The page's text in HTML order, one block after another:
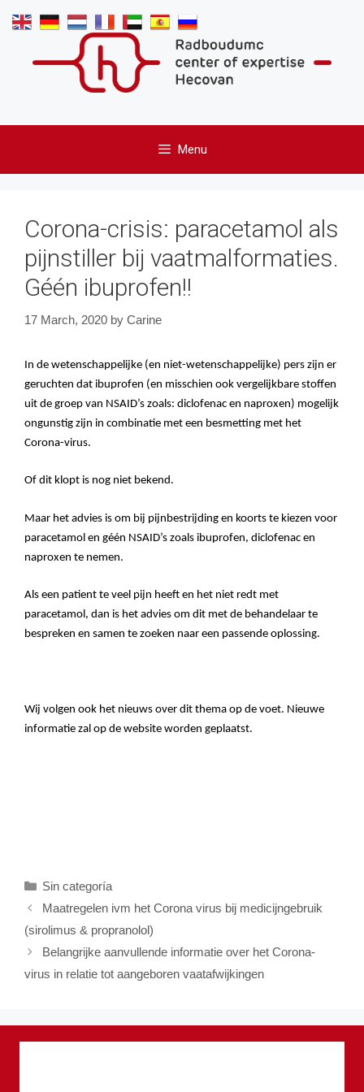
Menu
Corona-crisis: paracetamol als
pijnstiller bij vaatmalformaties.
Géén ibuprofen!!
17 March, 2020 by Carine
In de wetenschappelijke (en niet-wetenschappelijke) pers zijn er
geruchten dat ibuprofen (en misschien ook vergelijkbare stoffen
uit de groep van NSAID’s zoals: diclofenac en naproxen) mogelijk
ongunstig zijn in combinatie met een besmetting met het
Corona-virus.
Of dit klopt is nog niet bekend.
Maar het advies is om bij pijnbestrijding en koorts te kiezen voor
paracetamol en géén NSAID’s zoals ibuprofen, diclofenac en
naproxen te nemen.
Als een patient te veel pijn heeft en het niet redt met
paracetamol, dan is het advies om dit met de behandelaar te
bespreken en samen te zoeken naar een passende oplossing.
Wij volgen ook het nieuws over dit thema op de voet. Nieuwe
informatie zal op de website worden geplaatst.
Categories
Sin categoría
Maatregelen ivm het Corona virus bij medicijngebruik
(sirolimus & propranolol)
Belangrijke aanvullende informatie over het Corona-
virus in relatie tot aangeboren vaatafwijkingen